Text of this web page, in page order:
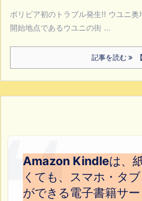
ボリビア初のトラブル発生!! ウユニ
開始地点であるウユニの街 ...
記事を読む
Amazon Kindleは、
くても、スマホ・タ
ができる電子書籍サー